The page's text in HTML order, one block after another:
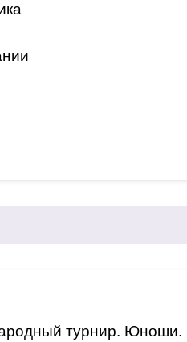
турнир. Юноши.